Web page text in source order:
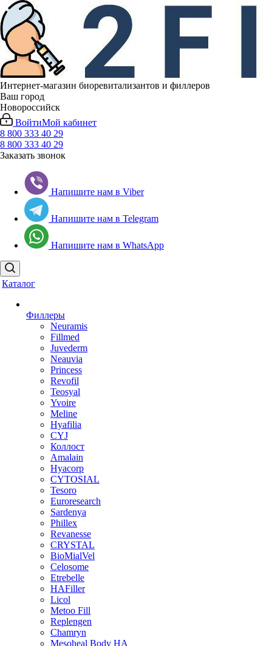
Интернет-магазин биоревитализантов и филлеров
Ваш город
Новороссийск
ВойтиМой кабинет
8 800 333 40 29
8 800 333 40 29
Заказать звонок
Напишите нам в Viber
Напишите нам в Telegram
Напишите нам в WhatsApp
Каталог
Филлеры
Neuramis
Fillmed
Juvederm
Neauvia
Princess
Revofil
Teosyal
Yvoire
Meline
Hyafilia
CYJ
Коллост
Amalain
Hyacorp
CYTOSIAL
Tesoro
Euroresearch
Sardenya
Phillex
Revanesse
CRYSTAL
BioMialVel
Celosome
Etrebelle
HAFiller
Licol
Metoo Fill
Replengen
Chamryn
Mesoheal Body HA